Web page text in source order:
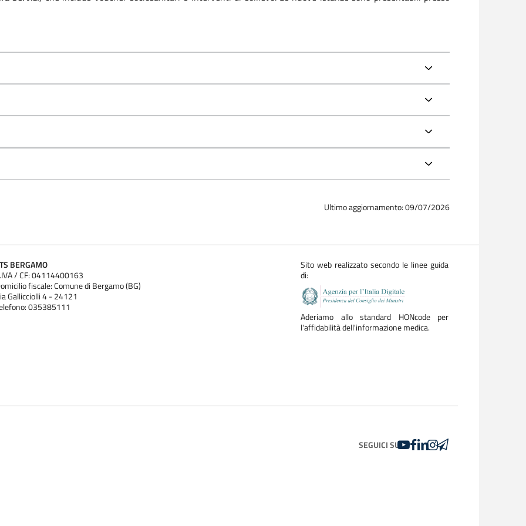
Ultimo aggiornamento: 09/07/2026
BERGAMO
/ CF: 04114400163
fiscale: Comune di Bergamo (BG)
Gallicciolli 4 - 24121
035385111
Sito web realizzato secondo le linee guida
di:
Aderiamo allo standard HONcode per
l'affidabilità dell'informazione medica.
SEGUICI SUYOUTUBE
FACEBOOK
LINKEDIN
INSTAGRAM
TELEGRAM